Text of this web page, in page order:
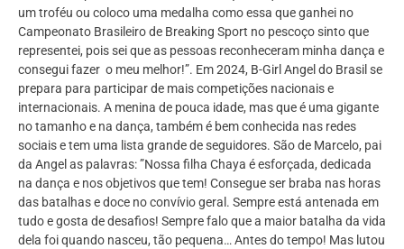
um troféu ou coloco uma medalha como essa que ganhei no
Campeonato Brasileiro de Breaking Sport no pescoço sinto que
representei, pois sei que as pessoas reconheceram minha dança e
consegui fazer o meu melhor!”. Em 2024, B-Girl Angel do Brasil se
prepara para participar de mais competições nacionais e
internacionais. A menina de pouca idade, mas que é uma gigante
no tamanho e na dança, também é bem conhecida nas redes
sociais e tem uma lista grande de seguidores. São de Marcelo, pai
da Angel as palavras: ”Nossa filha Chaya é esforçada, dedicada
na dança e nos objetivos que tem! Consegue ser braba nas horas
das batalhas e doce no convívio geral. Sempre está antenada em
tudo e gosta de desafios! Sempre falo que a maior batalha da vida
dela foi quando nasceu, tão pequena… Antes do tempo! Mas lutou